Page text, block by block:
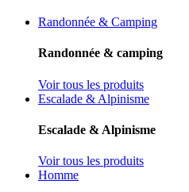
Randonnée & Camping
Randonnée & camping
Voir tous les produits
Escalade & Alpinisme
Escalade & Alpinisme
Voir tous les produits
Homme